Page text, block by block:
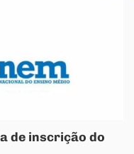
de inscrição do